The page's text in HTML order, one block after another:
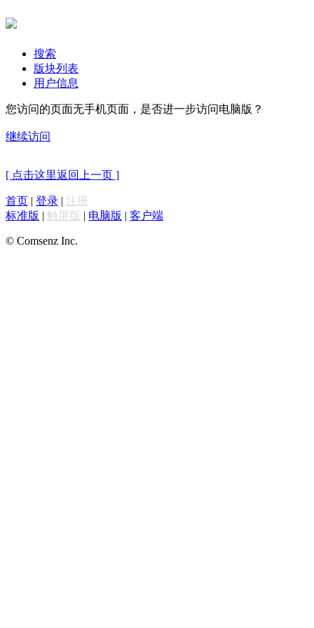
搜索
版块列表
用户信息
您访问的页面无手机页面，是否进一步访问电脑版？
继续访问
[ 点击这里返回上一页 ]
首页 | 登录 | 注册
标准版 | 触屏版 | 电脑版 | 客户端
© Comsenz Inc.